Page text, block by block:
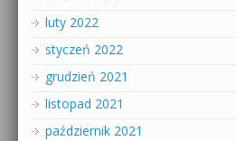
luty 2022
styczeń 2022
grudzień 2021
listopad 2021
październik 2021